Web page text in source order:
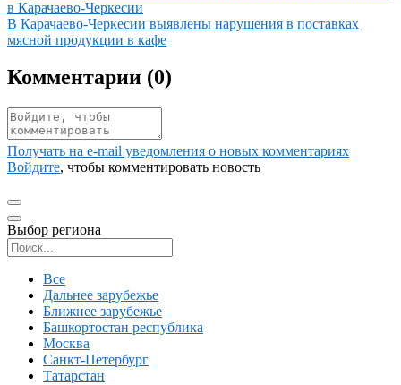
в Карачаево-Черкесии
Иллюстрация новости
В Карачаево-Черкесии выявлены нарушения в поставках
мясной продукции в кафе
Комментарии (0)
Получать на e‑mail уведомления о новых комментариях
Войдите, чтобы комментировать новость
Выбор региона
Все
Дальнее зарубежье
Ближнее зарубежье
Башкортостан республика
Москва
Санкт-Петербург
Татарстан